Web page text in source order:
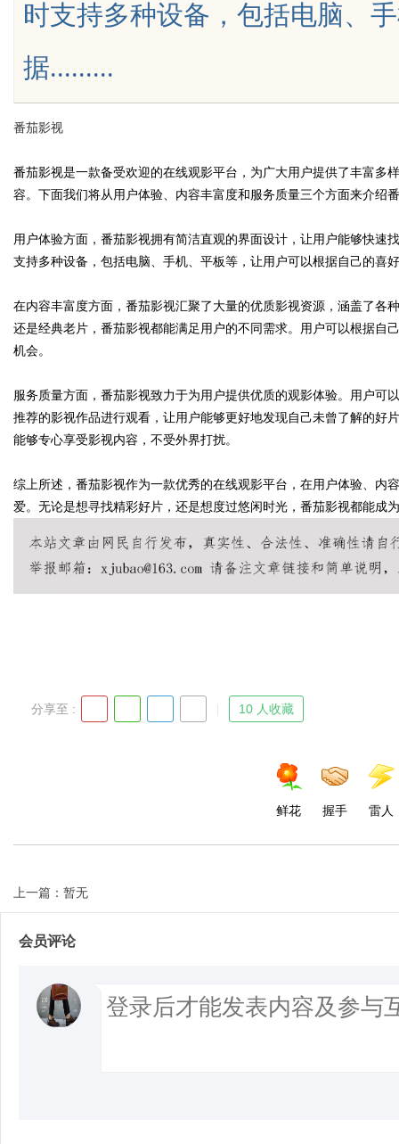
ar
时支持多种设备，包括电脑、
据.........
番茄影视
番茄影视是一款备受欢迎的在线观影平台，为广大用户提供了丰富多
容。下面我们将从用户体验、内容丰富度和服务质量三个方面来介绍
用户体验方面，番茄影视拥有简洁直观的界面设计，让用户能够快速
支持多种设备，包括电脑、手机、平板等，让用户可以根据自己的喜
在内容丰富度方面，番茄影视汇聚了大量的优质影视资源，涵盖了各
还是经典老片，番茄影视都能满足用户的不同需求。用户可以根据自
机会。
服务质量方面，番茄影视致力于为用户提供优质的观影体验。用户可
推荐的影视作品进行观看，让用户能够更好地发现自己未曾了解的好
能够专心享受影视内容，不受外界打扰。
综上所述，番茄影视作为一款优秀的在线观影平台，在用户体验、内
爱。无论是想寻找精彩好片，还是想度过悠闲时光，番茄影视都能成
分享至 : 10 人收藏
鲜花 握手 雷人
上一篇：暂无
会员评论